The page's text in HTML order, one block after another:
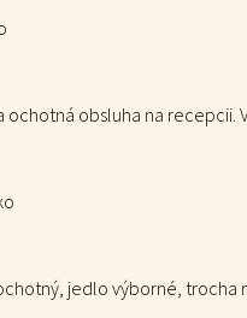
ochotná obsluha na recepcii.
jedlo výborné, trocha